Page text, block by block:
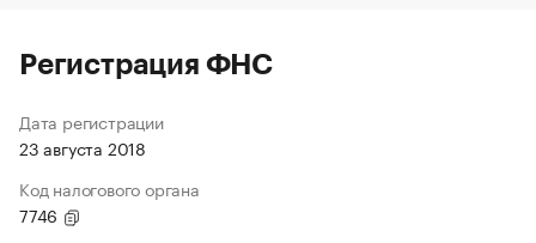
Регистрация ФНС
Дата регистрации
23 августа 2018
Код налогового органа
7746